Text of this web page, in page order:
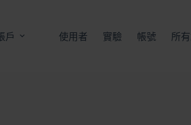
戶 使用者 實驗 帳號 所